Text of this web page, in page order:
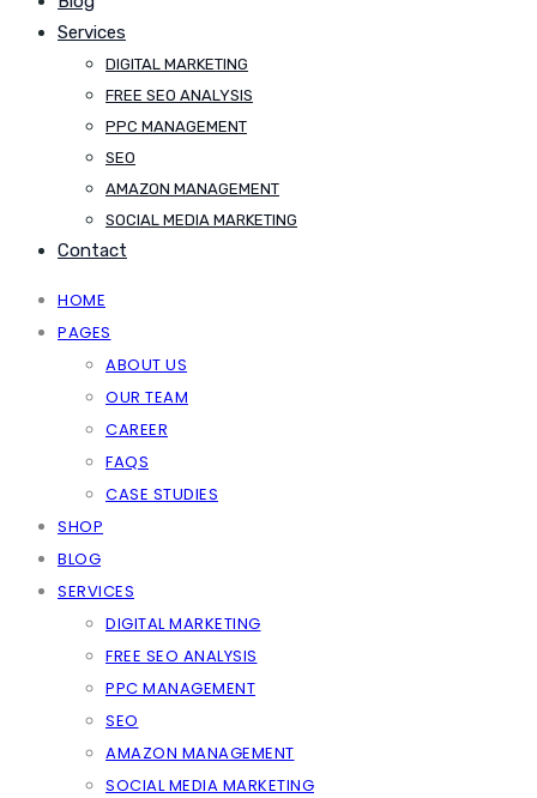
Services
DIGITAL MARKETING
FREE SEO ANALYSIS
PPC MANAGEMENT
SEO
AMAZON MANAGEMENT
SOCIAL MEDIA MARKETING
Contact
HOME
PAGES
ABOUT US
OUR TEAM
CAREER
FAQS
CASE STUDIES
SHOP
BLOG
SERVICES
DIGITAL MARKETING
FREE SEO ANALYSIS
PPC MANAGEMENT
SEO
AMAZON MANAGEMENT
SOCIAL MEDIA MARKETING